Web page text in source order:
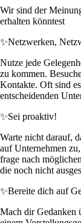
Wir sind der
erhalten könntest
✨Netzwerken,
Nutze jede
zu kommen.
Kontakte. Oft sind
entscheidenden
✨Sei proaktiv!
Warte nicht darauf,
auf Unternehmen
frage nach
die noch nicht
✨Bereite dich auf
Mach dir Gedanken